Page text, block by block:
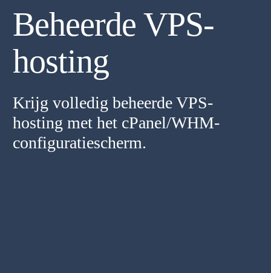
Beheerde VPS-
hosting
Krijg volledig beheerde VPS-
hosting met het cPanel/WHM-
configuratiescherm.